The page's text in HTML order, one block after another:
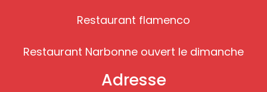
Restaurant flamenco
Restaurant Narbonne ouvert le dimanche
Adresse